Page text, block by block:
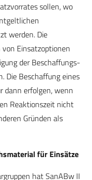
sollen, wo
werden. Die
Einsatzoptionen
der Beschaffungs-
Die Beschaffung eines
dann erfolgen, wenn
Reaktionszeit nicht
Gründen als
für Einsätze
hat SanABw II